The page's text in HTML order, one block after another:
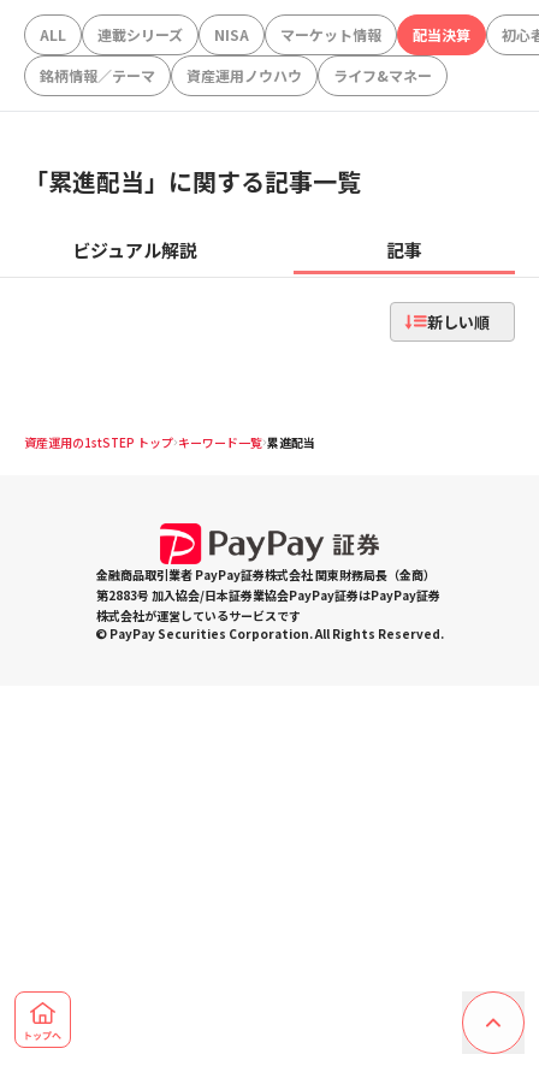
ALL 連載シリーズ NISA マーケット情報 配当決算
初心
銘柄情報／テーマ
資産運用ノウハウ ライフ&マネー
「累進配当」に関する記事一覧
ビジュアル解説 記事
新しい順
資産運用の1stSTEP トップ キーワード一覧 累進配当
金融商品取引業者 PayPay証券株式会社 関東財務局長（金商）
第2883号 加入協会/日本証券業協会PayPay証券はPayPay証券
株式会社が運営しているサービスです
© PayPay Securities Corporation. All Rights Reserved.